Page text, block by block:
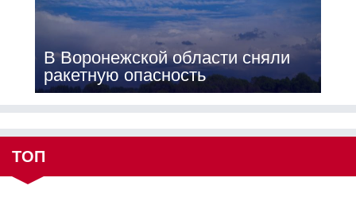
В Воронежской области сняли
ракетную опасность
ТОП